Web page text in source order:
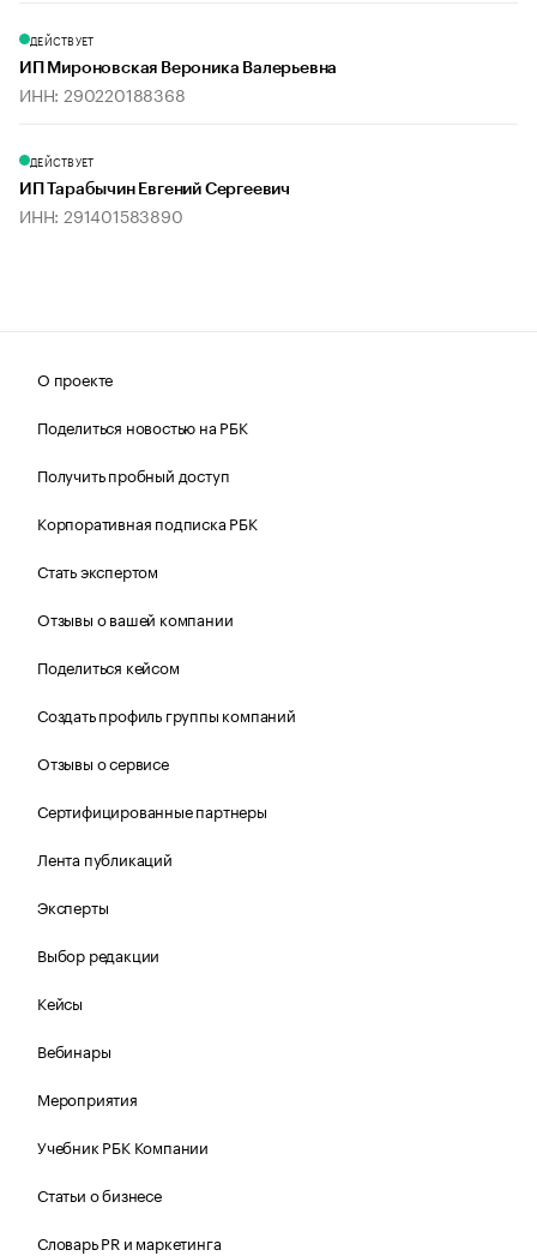
ДЕЙСТВУЕТ
ИП Мироновская Вероника Валерьевна
ИНН: 290220188368
ДЕЙСТВУЕТ
ИП Тарабычин Евгений Сергеевич
ИНН: 291401583890
О проекте
Поделиться новостью на РБК
Получить пробный доступ
Корпоративная подписка РБК
Стать экспертом
Отзывы о вашей компании
Поделиться кейсом
Создать профиль группы компаний
Отзывы о сервисе
Сертифицированные партнеры
Лента публикаций
Эксперты
Выбор редакции
Кейсы
Вебинары
Мероприятия
Учебник РБК Компании
Статьи о бизнесе
Словарь PR и маркетинга